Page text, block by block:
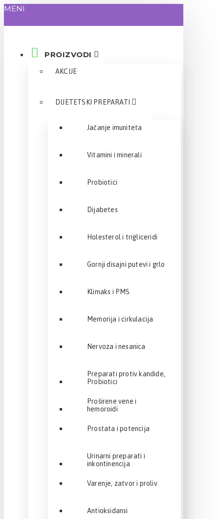
MENI
PROIZVODI
AKCIJE
DIJETETSKI PREPARATI
Jačanje imuniteta
Vitamini i minerali
Probiotici
Dijabetes
Holesterol i trigliceridi
Gornji disajni putevi i grlo
Klimaks i PMS
Memorija i cirkulacija
Nervoza i nesanica
Preparati protiv kandide,
Probiotici
Proširene vene i
hemoroidi
Prostata i potencija
Urinarni preparati i
inkontinencija
Varenje, zatvor i proliv
Antioksidansi